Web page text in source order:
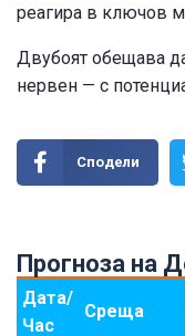
реагира в ключов
Двубоят обещава
нервен — с
Сподели
Прогноза на
Дата/
Час
Среща